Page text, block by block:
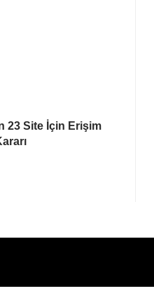
23 Site İçin Erişim